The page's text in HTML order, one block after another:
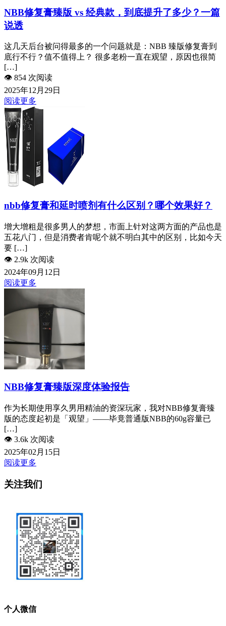
NBB修复膏臻版 vs 经典款，到底提升了多少？一篇
说透
这几天后台被问得最多的一个问题就是：NBB 臻版修复膏到
底行不行？值不值得上？ 很多老粉一直在观望，原因也很简
[…]
👁️ 854 次阅读
2025年12月29日
阅读更多
nbb修复膏和延时喷剂有什么区别？哪个效果好？
增大增粗是很多男人的梦想，市面上针对这两方面的产品也是
五花八门，但是消费者肯呢个就不明白其中的区别，比如今天
要 […]
👁️ 2.9k 次阅读
2024年09月12日
阅读更多
NBB修复膏臻版深度体验报告
作为长期使用享久男用精油的资深玩家，我对NBB修复膏臻
版的态度起初是「观望」——毕竟普通版NBB的60g容量已
[…]
👁️ 3.6k 次阅读
2025年02月15日
阅读更多
关注我们
个人微信